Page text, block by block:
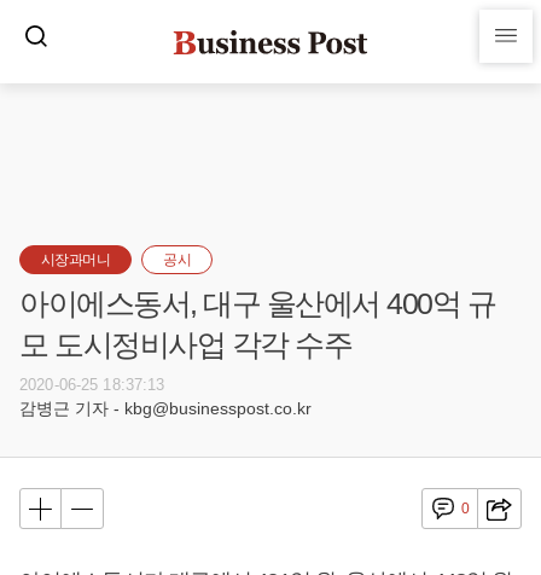
시장과머니 공시
아이에스동서, 대구 울산에서 400억 규
모 도시정비사업 각각 수주
2020-06-25 18:37:13
감병근 기자 - kbg@businesspost.co.kr
0